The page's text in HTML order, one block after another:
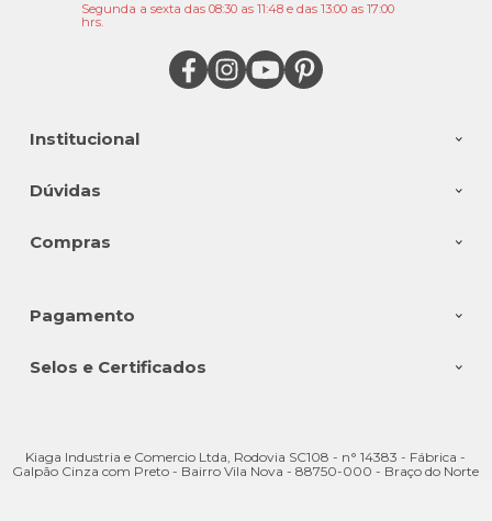
Institucional
Dúvidas
Compras
Segunda a sexta das 08:30 as 11:48 e das 13:00 as 17:00
hrs.
Pagamento
Selos e Certificados
Kiaga Industria e Comercio Ltda, Rodovia SC108 - n° 14383 - Fábrica -
Galpão Cinza com Preto - Bairro Vila Nova - 88750-000 - Braço do Norte